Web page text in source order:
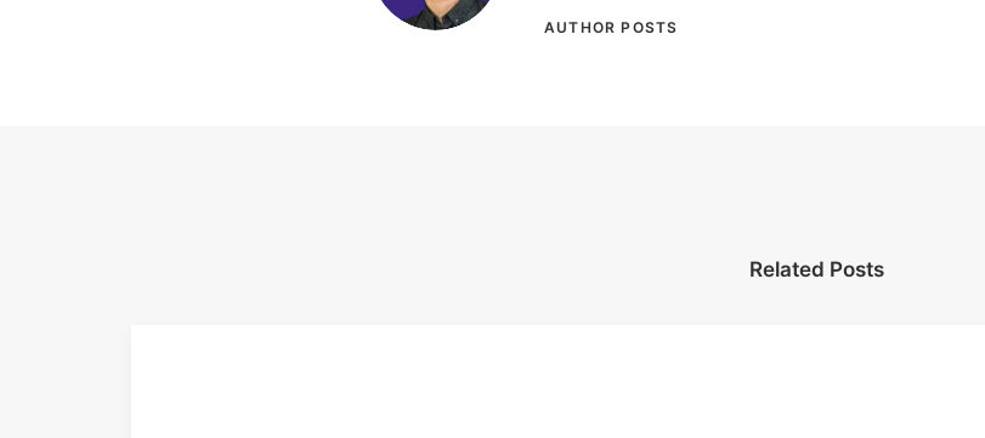
AUTHOR POSTS
Related Posts